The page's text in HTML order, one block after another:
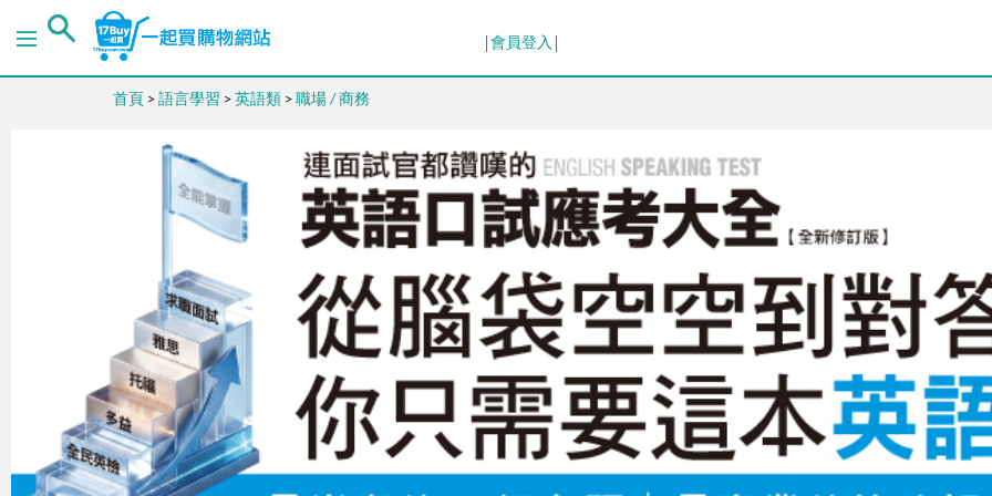
銷售量 (高→低)
銷售量 (低→高)
價格 (高→低)
價格 (低→高)
會員登入
首頁 > 語言學習 > 英語類 > 職場 / 商務